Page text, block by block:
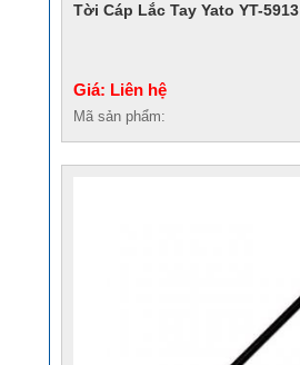
Tời Cáp Lắc Tay Yato YT-5913
Giá: Liên hệ
Mã sản phẩm: